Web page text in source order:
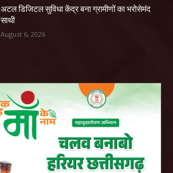
अटल डिजिटल सुविधा केंद्र बना ग्रामीणों का भरोसेमंद
साथी
August 6, 2026